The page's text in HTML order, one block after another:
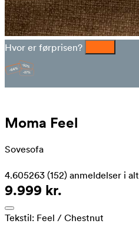
Hvor er førprisen?
Moma Feel
Sovesofa
4.605263 (152) anmeldelser i alt
9.999 kr.
Tekstil: Feel / Chestnut